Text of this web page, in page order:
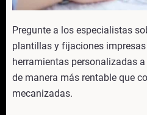
Pregunte a los especialistas
plantillas y fijaciones
herramientas personalizadas
de manera más rentable que
mecanizadas.